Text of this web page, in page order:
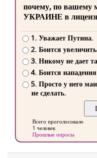
почему, по вашему
УКРАИНЕ в
1. Уважает Путина.
2. Боится
3. Никому не дает
4. Боится
5. Просто у него
не сделать.
Всего проголосовало
1 человек
Прошлые опросы